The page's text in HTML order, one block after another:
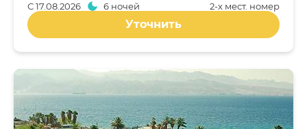
2-x мест. номер
С17.08.2026 6 ночей
Уточнить